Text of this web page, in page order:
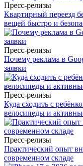
Пресс-релизы
Квартирный переезд
вещей быстро и
Пресс-релизы
Почему реклама в
заявки
Пресс-релизы
Куда сходить с
велосипеды и
Пресс-релизы
Практический опыт
современном складе